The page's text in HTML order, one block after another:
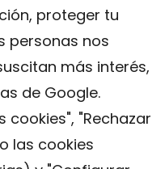
proteger tu
personas nos
más interés,
de Google.
cookies", "Rechazar
las cookies